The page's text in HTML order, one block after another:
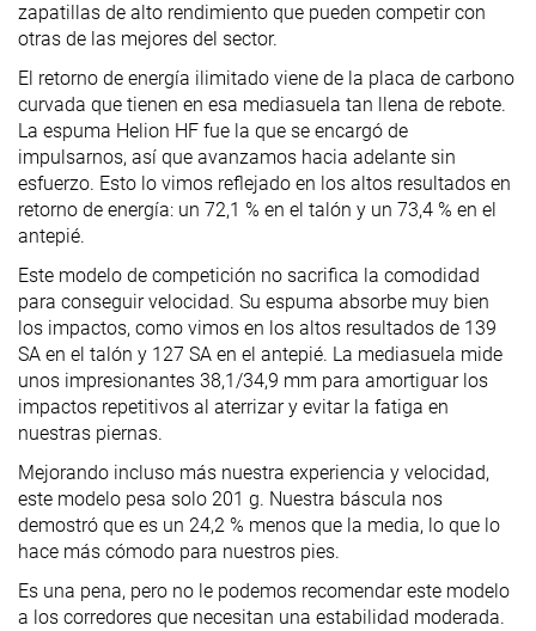
zapatillas de alto rendimiento que pueden competir con
otras de las mejores del sector.
El retorno de energía ilimitado viene de la placa de carbono
curvada que tienen en esa mediasuela tan llena de rebote.
La espuma Helion HF fue la que se encargó de
impulsarnos, así que avanzamos hacia adelante sin
esfuerzo. Esto lo vimos reflejado en los altos resultados en
retorno de energía: un 72,1 % en el talón y un 73,4 % en el
antepié.
Este modelo de competición no sacrifica la comodidad
para conseguir velocidad. Su espuma absorbe muy bien
los impactos, como vimos en los altos resultados de 139
SA en el talón y 127 SA en el antepié. La mediasuela mide
unos impresionantes 38,1/34,9 mm para amortiguar los
impactos repetitivos al aterrizar y evitar la fatiga en
nuestras piernas.
Mejorando incluso más nuestra experiencia y velocidad,
este modelo pesa solo 201 g. Nuestra báscula nos
demostró que es un 24,2 % menos que la media, lo que lo
hace más cómodo para nuestros pies.
Es una pena, pero no le podemos recomendar este modelo
a los corredores que necesitan una estabilidad moderada.